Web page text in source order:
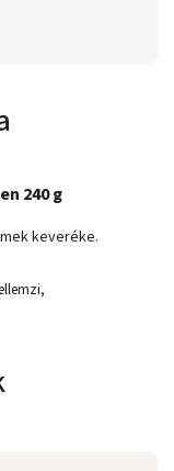
240 g
keveréke.